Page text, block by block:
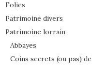
Folies
Patrimoine divers
Patrimoine lorrain
Abbayes
Coins secrets (ou pas)